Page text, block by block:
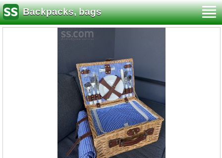
Backpacks, bags